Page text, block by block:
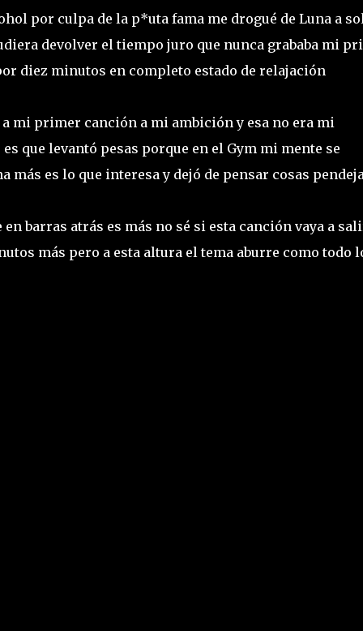
por culpa de la p*uta fama me drogué de Luna a sol
devolver el tiempo juro que nunca grababa mi
diez minutos en completo estado de relajación
mi primer canción a mi ambición y esa no era mi
que levantó pesas porque en el Gym mi mente se
más es lo que interesa y dejó de pensar cosas
barras atrás es más no sé si esta canción vaya a
más pero a esta altura el tema aburre como todo